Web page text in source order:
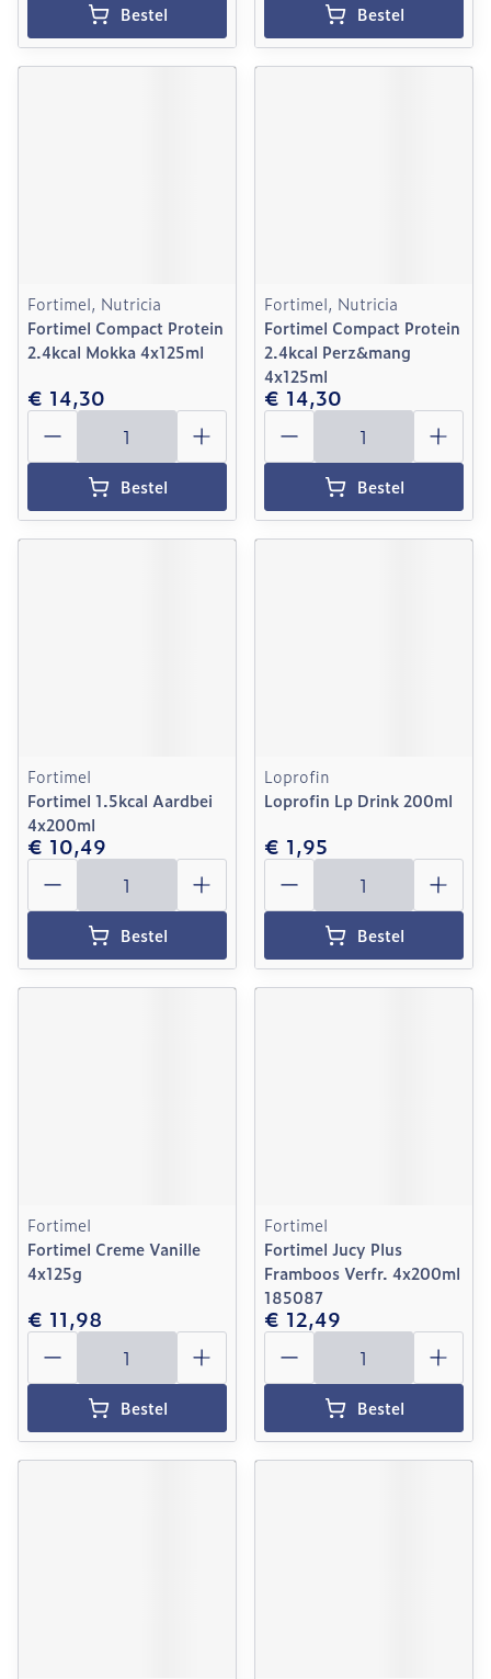
Bestel Bestel
Fortimel, Nutricia
Fortimel Compact Protein
2.4kcal Mokka 4x125ml
€ 14,30
Aantal
Bestel
Fortimel, Nutricia
Fortimel Compact Protein
2.4kcal Perz&mang
4x125ml
€ 14,30
Aantal
Bestel
Fortimel
Fortimel 1.5kcal Aardbei
4x200ml
€ 10,49
Aantal
Bestel
Loprofin
Loprofin Lp Drink 200ml
€ 1,95
Aantal
Bestel
Fortimel
Fortimel Creme Vanille
4x125g
€ 11,98
Aantal
Bestel
Fortimel
Fortimel Jucy Plus
Framboos Verfr. 4x200ml
185087
€ 12,49
Aantal
Bestel